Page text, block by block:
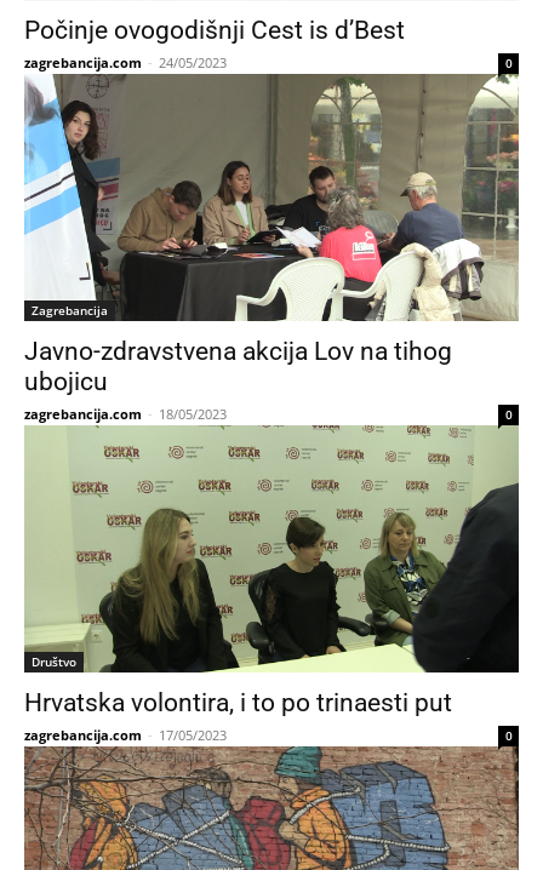
Počinje ovogodišnji Cest is d’Best
zagrebancija.com - 24/05/2023 0
Zagrebancija
Javno-zdravstvena akcija Lov na tihog
ubojicu
zagrebancija.com - 18/05/2023 0
Društvo
Hrvatska volontira, i to po trinaesti put
zagrebancija.com - 17/05/2023 0